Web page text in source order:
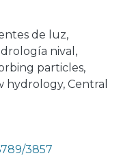
de luz,
nival ,
particles,
hydrology, Central
3857